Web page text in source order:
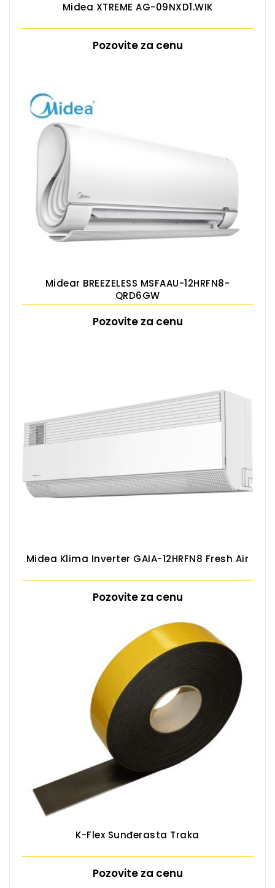
Midea XTREME AG-09NXD1.WIK
Pozovite za cenu
Midear BREEZELESS MSFAAU-12HRFN8-
QRD6GW
Pozovite za cenu
Midea Klima Inverter GAIA-12HRFN8 Fresh Air
Pozovite za cenu
K-Flex Sunđerasta Traka
Pozovite za cenu